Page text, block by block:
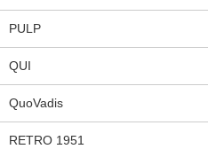
PULP
QUI
QuoVadis
RETRO 1951